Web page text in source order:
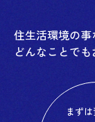
住生活環境の事
どんなことでも
まず